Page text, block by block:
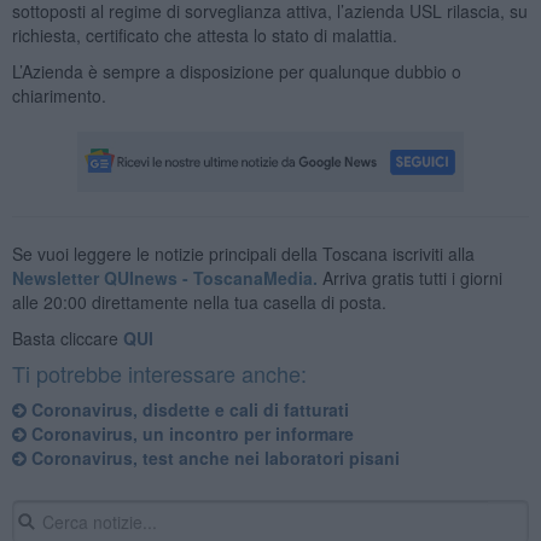
sottoposti al regime di sorveglianza attiva, l’azienda USL rilascia, su
richiesta, certificato che attesta lo stato di malattia.
L’Azienda è sempre a disposizione per qualunque dubbio o
chiarimento.
Se vuoi leggere le notizie principali della Toscana iscriviti alla
Newsletter QUInews - ToscanaMedia. Arriva gratis tutti i giorni
alle 20:00 direttamente nella tua casella di posta.
Basta cliccare QUI
Ti potrebbe interessare anche:
Coronavirus, disdette e cali di fatturati
Coronavirus, un incontro per informare
Coronavirus, test anche nei laboratori pisani